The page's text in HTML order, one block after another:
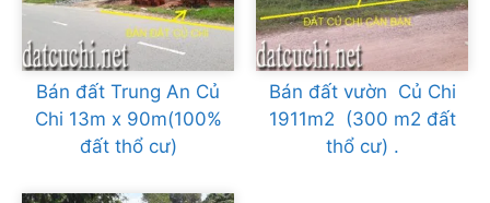
Bán đất Trung An Củ
Chi 13m x 90m(100%
đất thổ cư)
Bán đất vườn Củ Chi
1911m2 (300 m2 đất
thổ cư) .